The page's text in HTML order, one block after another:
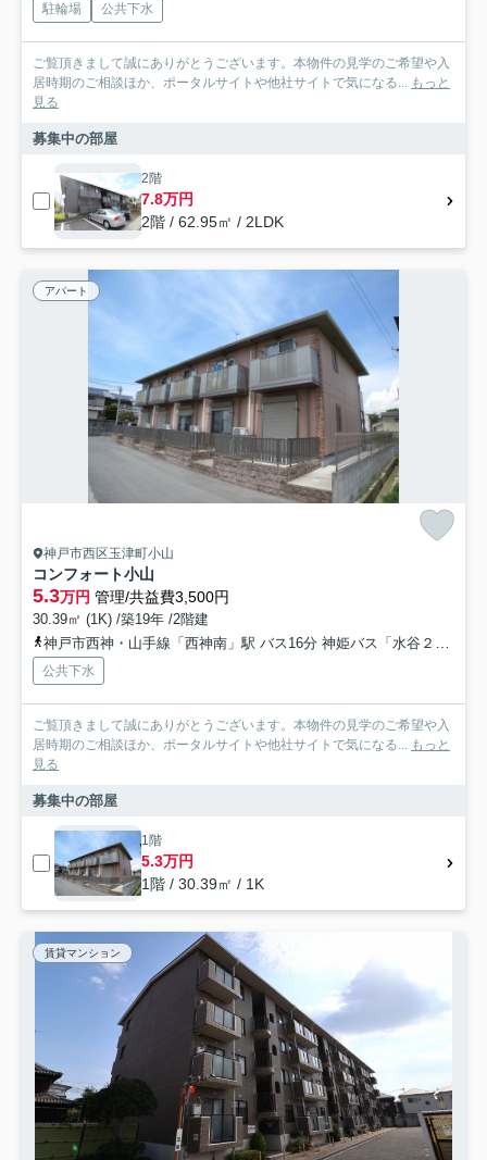
駐輪場 公共下水
ご覧頂きまして誠にありがとうございます。本物件の見学のご希望や入
居時期のご相談ほか、ポータルサイトや他社サイトで気になる... もっと
見る
募集中の部屋
2階
7.8万円
2階 / 62.95㎡ / 2LDK
アパート
神戸市西区玉津町小山
コンフォート小山
5.3万円 管理/共益費3,500円
30.39㎡ (1K) /築19年 /2階建
神戸市西神・山手線「西神南」駅 バス16分 神姫バス「水谷２丁目」 停歩21分
公共下水
ご覧頂きまして誠にありがとうございます。本物件の見学のご希望や入
居時期のご相談ほか、ポータルサイトや他社サイトで気になる... もっと
見る
募集中の部屋
1階
5.3万円
1階 / 30.39㎡ / 1K
賃貸マンション